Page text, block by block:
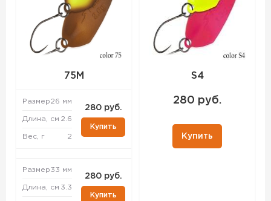
75M
Размер26 мм
Длина, см 2.6
Вес, г 2
280 руб.
Купить
Размер33 мм
Длина, см 3.3
280 руб.
Купить
S4
280 руб.
Купить